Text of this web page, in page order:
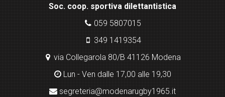
Soc. coop. sportiva dilettantistica
059 5807015
349 1419354
via Collegarola 80/B 41126 Modena
Lun - Ven dalle 17,00 alle 19,30
segreteria@modenarugby1965.it